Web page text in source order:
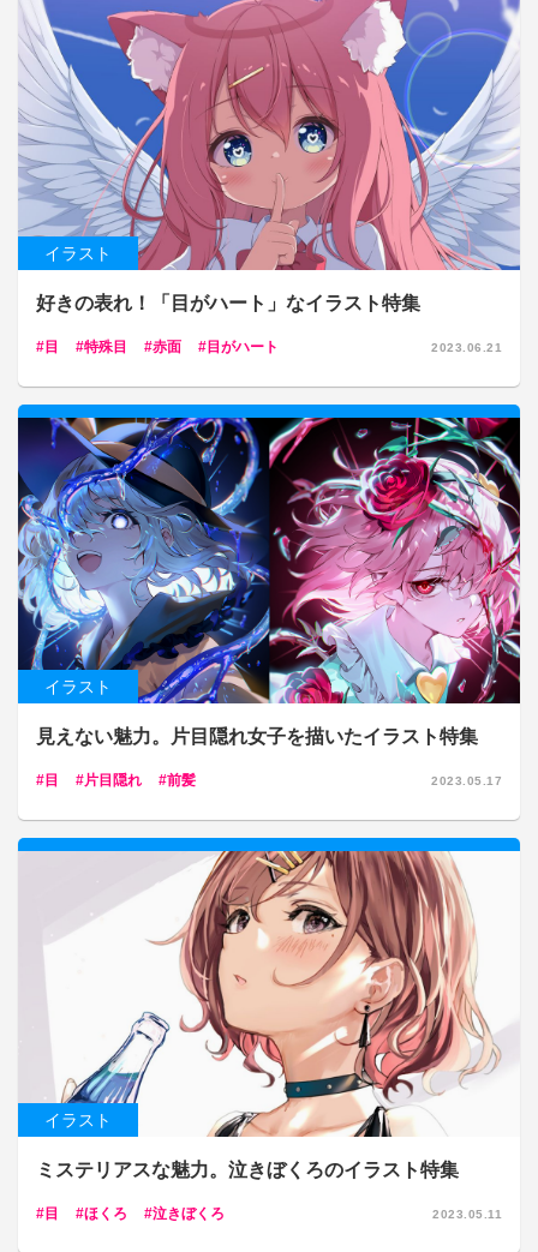
イラスト
好きの表れ！「目がハート」なイラスト特集
目 特殊目 赤面 目がハート 2023.06.21
イラスト
見えない魅力。片目隠れ女子を描いたイラスト特集
目 片目隠れ 前髪 2023.05.17
イラスト
ミステリアスな魅力。泣きぼくろのイラスト特集
目 ほくろ 泣きぼくろ 2023.05.11